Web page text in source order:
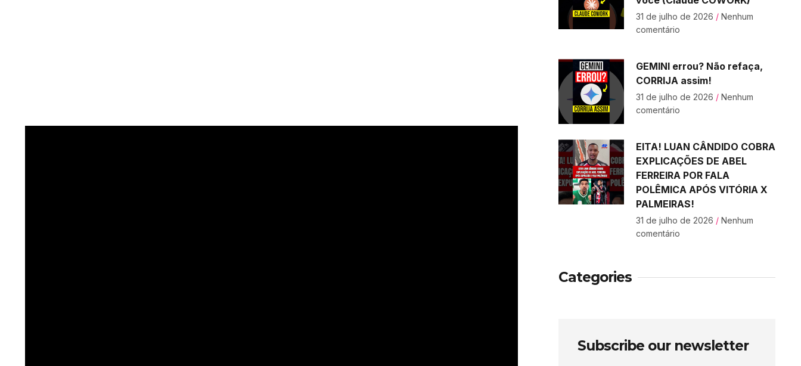
31 de julho de 2026 Nenhum
comentário
GEMINI errou? Não refaça,
CORRIJA assim!
31 de julho de 2026 Nenhum
comentário
EITA! LUAN CÂNDIDO COBRA
EXPLICAÇÕES DE ABEL
FERREIRA POR FALA
POLÊMICA APÓS VITÓRIA X
PALMEIRAS!
31 de julho de 2026 Nenhum
comentário
Categories
Subscribe our newsletter